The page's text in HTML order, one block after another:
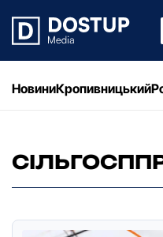
НовиниКропивницький